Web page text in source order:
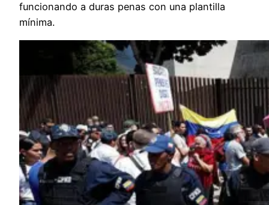
funcionando a duras penas con una plantilla
mínima.